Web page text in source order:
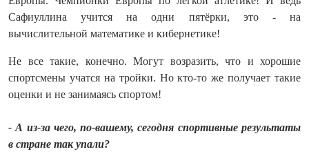
Сафиуллина учится на одни пятёрки, это - на
вычислительной математике и кибернетике!
Не все такие, конечно. Могут возразить, что и хорошие
спортсмены учатся на тройки. Но кто-то же получает такие
оценки и не занимаясь спортом!
- А из-за чего, по-вашему, сегодня спортивные результаты
в стране так упали?